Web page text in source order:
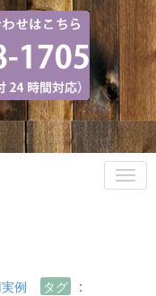
例 タグ
: